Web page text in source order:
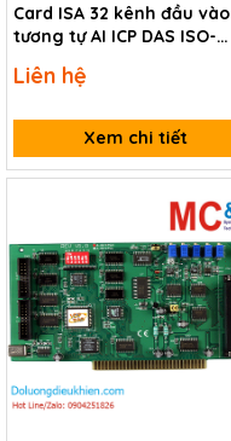
Card ISA 32 kênh đầu vào
tương tự AI ICP DAS ISO-
Liên hệ
Xem chi tiết